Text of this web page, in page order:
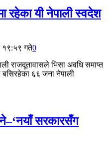
रहेका यी नेपाली स्वदेश
१९:५९ गते0
राजदूतावासले भिसा अवधि समाप्त
६६ जना नेपाली
सरकारसँग